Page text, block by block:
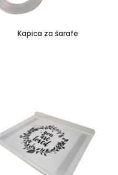
Kapica za šarafe